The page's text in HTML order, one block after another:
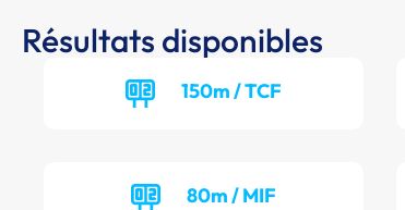
Résultats disponibles
150m / TCF
80m / MIF